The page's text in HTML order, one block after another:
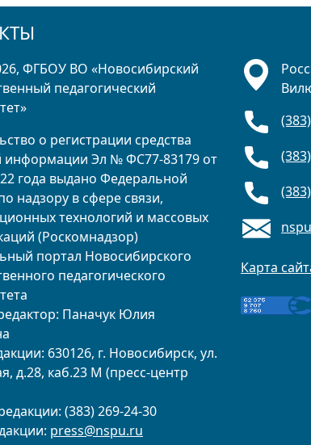
ФГБОУ ВО «Новосибирский
педагогический
о регистрации средства
информации Эл № ФС77-83179 от
года выдано Федеральной
надзору в сфере связи,
технологий и массовых
(Роскомнадзор)
портал Новосибирского
педагогического
Паначук Юлия
630126, г. Новосибирск, ул.
д.28, каб.23 М (пресс-центр
(383) 269-24-30
press@nspu.ru
Карта